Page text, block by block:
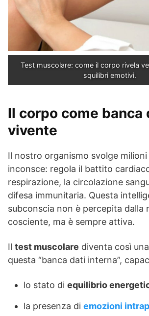
Test muscolare: come il corpo rivela
squilibri emotivi.
Il corpo come banca
vivente
Il nostro organismo svolge
inconsce: regola il battito
respirazione, la circolazione
difesa immunitaria. Questa
subconscia non è percepita dalla
cosciente, ma è sempre attiva.
Il test muscolare diventa così
questa “banca dati interna”,
lo stato di equilibrio
la presenza di emozioni